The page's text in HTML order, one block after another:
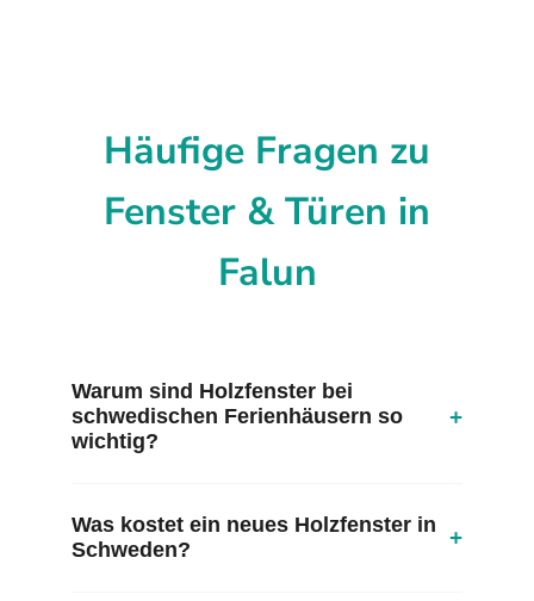
Häufige Fragen zu
Fenster & Türen in
Falun
Warum sind Holzfenster bei
schwedischen Ferienhäusern so
wichtig?
+
Was kostet ein neues Holzfenster in
Schweden?
+